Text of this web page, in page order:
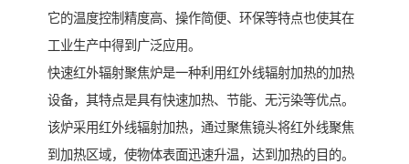
它的温度控制精度高、操作简便、环保等特点也使其在
工业生产中得到广泛应用。
快速红外辐射聚焦炉是一种利用红外线辐射加热的加热
设备，其特点是具有快速加热、节能、无污染等优点。
该炉采用红外线辐射加热，通过聚焦镜头将红外线聚焦
到加热区域，使物体表面迅速升温，达到加热的目的。